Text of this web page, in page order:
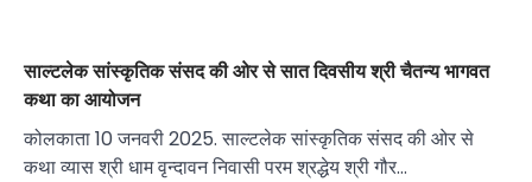
साल्टलेक सांस्कृतिक संसद की ओर से सात दिवसीय श्री चैतन्य भागवत
कथा का आयोजन
कोलकाता 10 जनवरी 2025. साल्टलेक सांस्कृतिक संसद की ओर से
कथा व्यास श्री धाम वृन्दावन निवासी परम श्रद्धेय श्री गौर…